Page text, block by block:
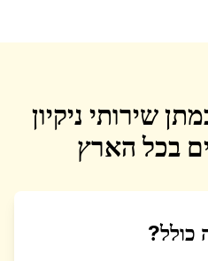
שירותי ניקיון
בכל הארץ
כולל?